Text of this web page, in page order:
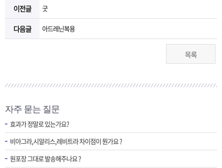
이전글 굿
다음글 아드레닌복용
목록
자주 묻는 질문
효과가 정말로 있는가요?
비아그라,시알리스,레비트라 차이점이 뭔가요 ?
원포장 그대로 발송해주나요 ?